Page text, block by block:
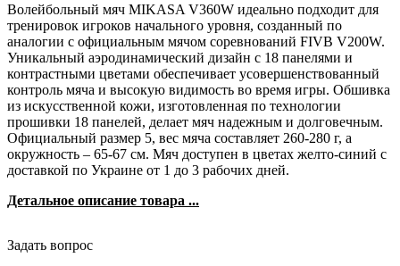
Волейбольный мяч MIKASA V360W идеально подходит для
тренировок игроков начального уровня, созданный по
аналогии с официальным мячом соревнований FIVB V200W.
Уникальный аэродинамический дизайн с 18 панелями и
контрастными цветами обеспечивает усовершенствованный
контроль мяча и высокую видимость во время игры. Обшивка
из искусственной кожи, изготовленная по технологии
прошивки 18 панелей, делает мяч надежным и долговечным.
Официальный размер 5, вес мяча составляет 260-280 г, а
окружность – 65-67 см. Мяч доступен в цветах желто-синий с
доставкой по Украине от 1 до 3 рабочих дней.
Детальное описание товара ...
Задать вопрос